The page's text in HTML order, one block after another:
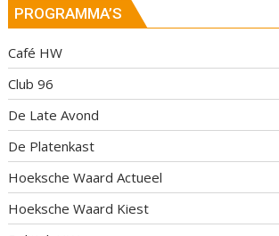
PROGRAMMA’S
Café HW
Club 96
De Late Avond
De Platenkast
Hoeksche Waard Actueel
Hoeksche Waard Kiest